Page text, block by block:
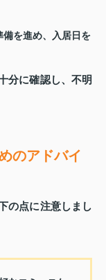
を進め、入居日を
分に確認し、不明
のアドバイ
の点に注意しまし